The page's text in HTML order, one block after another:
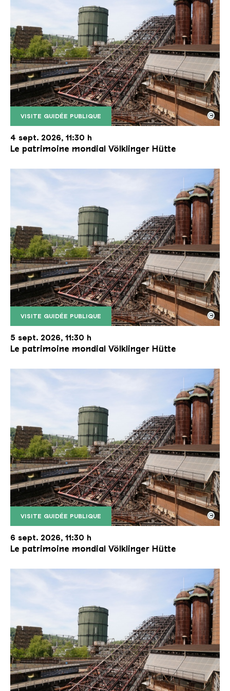
VISITE GUIDÉE PUBLIQUE
Le monte-charge incliné de la Völklinger Hütte
Copyright: Weltkulturerbe Völklinger Hütte | Karl
©
4 sept. 2026, 11:30 h
Le patrimoine mondial Völklinger Hütte
VISITE GUIDÉE PUBLIQUE
Le monte-charge incliné de la Völklinger Hütte
Copyright: Weltkulturerbe Völklinger Hütte | Karl
©
5 sept. 2026, 11:30 h
Le patrimoine mondial Völklinger Hütte
VISITE GUIDÉE PUBLIQUE
Le monte-charge incliné de la Völklinger Hütte
Copyright: Weltkulturerbe Völklinger Hütte | Karl
©
6 sept. 2026, 11:30 h
Le patrimoine mondial Völklinger Hütte